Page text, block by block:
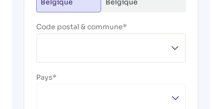
Belgique
Belgique
Code postal & commune
Pays